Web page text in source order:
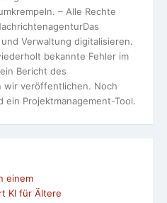
– Alle Rechte
Verwaltung digitalisieren.
bekannte Fehler im
Bericht des
wir veröffentlichen. Noch
ein Projektmanagement-Tool.